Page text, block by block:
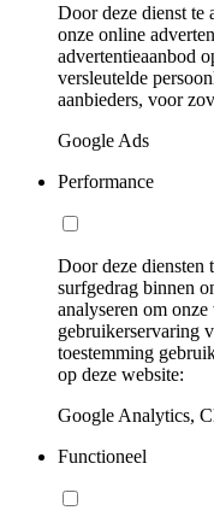
Door deze dienst te
onze online
advertentieaanbod
versleutelde
aanbieders, voor
Google Ads
Performance
Door deze diensten
surfgedrag binnen
analyseren om
gebruikerservaring
toestemming
op deze website:
Google Analytics,
Functioneel